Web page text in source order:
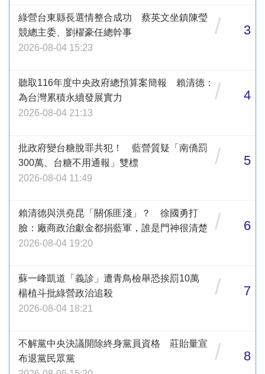
綠營台東縣長選情整合成功 蔡英文坐鎮陳瑩
競總主委、劉櫂豪任總幹事
2026-08-04 15:23
/ 3
聽取116年度中央政府總預算案簡報 賴清德：
為台灣累積永續發展實力
2026-08-04 21:13
/ 4
批政府變台糖脫罪共犯！ 藍營質疑「南僑罰
300萬、台糖不用通報」雙標
2026-08-04 11:49
/ 5
賴清德與洪堯昆「關係匪淺」？ 徐國勇打
臉：廠商政治獻金都捐藍軍，誰是門神很清楚
2026-08-04 19:20
/ 6
蘇一峰凱道「義診」遭青鳥檢舉恐挨罰10萬
楊植斗批綠營政治追殺
2026-08-04 18:21
/ 7
不解黨中央決議開除終身黨員資格 莊貽量宣
布退黨民眾黨
/ 8